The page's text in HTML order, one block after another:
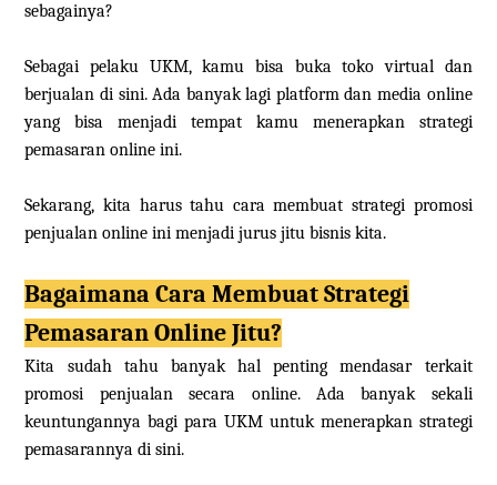
sebagainya?
Sebagai pelaku UKM, kamu bisa buka toko virtual dan
berjualan di sini. Ada banyak lagi platform dan media online
yang bisa menjadi tempat kamu menerapkan strategi
pemasaran online ini.
Sekarang, kita harus tahu cara membuat strategi promosi
penjualan online ini menjadi jurus jitu bisnis kita.
Bagaimana Cara Membuat Strategi
Pemasaran Online Jitu?
Kita sudah tahu banyak hal penting mendasar terkait
promosi penjualan secara online. Ada banyak sekali
keuntungannya bagi para UKM untuk menerapkan strategi
pemasarannya di sini.